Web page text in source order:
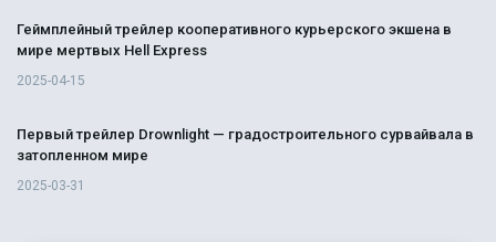
Геймплейный трейлер кооперативного курьерского экшена в
мире мертвых Hell Express
2025-04-15
Первый трейлер Drownlight — градостроительного сурвайвала в
затопленном мире
2025-03-31